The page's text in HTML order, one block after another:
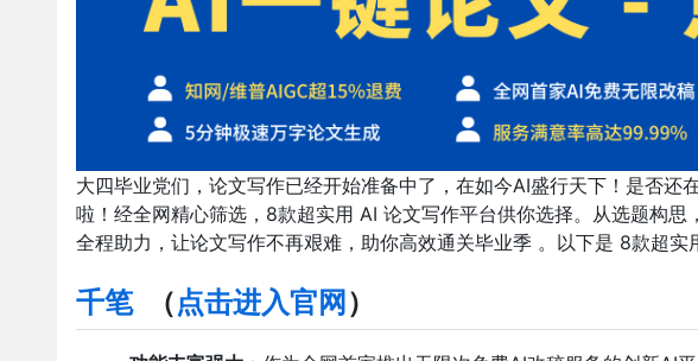
大四毕业党们，论文写作已经开始准备中了，在如今AI盛行天下！是否还
啦！经全网精心筛选，8款超实用 AI 论文写作平台供你选择。从选题构
全程助力，让论文写作不再艰难，助你高效通关毕业季 。以下是 8款超实
千笔（点击进入官网 ）